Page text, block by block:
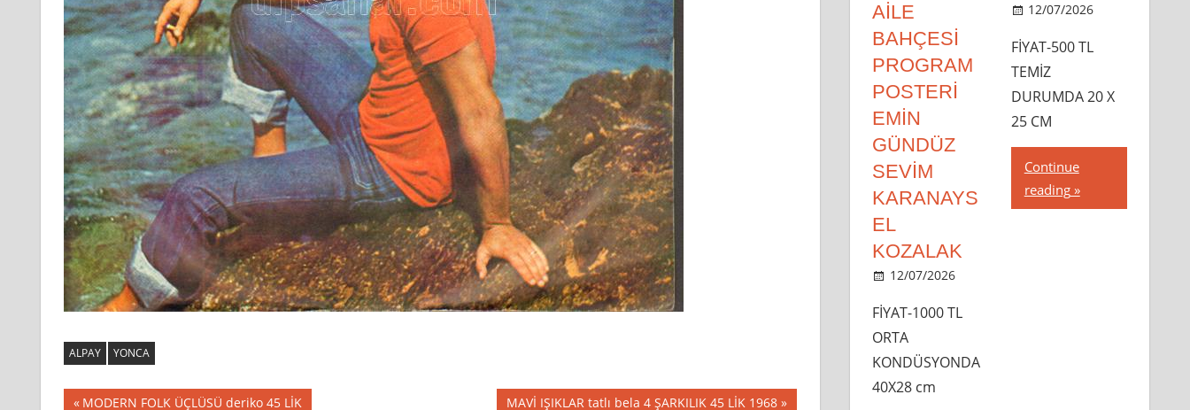
ALPAY YONCA
Previous
MODERN FOLK ÜÇLÜSÜ deriko 45 LİK
Next
MAVİ IŞIKLAR tatlı bela 4 ŞARKILIK 45 LİK 1968
AİLE
BAHÇESİ
PROGRAM
POSTERİ
EMİN
GÜNDÜZ
SEVİM
KARANAYS
EL
KOZALAK
12/07/2026
FİYAT-1000 TL
ORTA
KONDÜSYONDA
40X28 cm
12/07/2026
FİYAT-500 TL
TEMİZ
DURUMDA 20 X
25 CM
Continue
reading